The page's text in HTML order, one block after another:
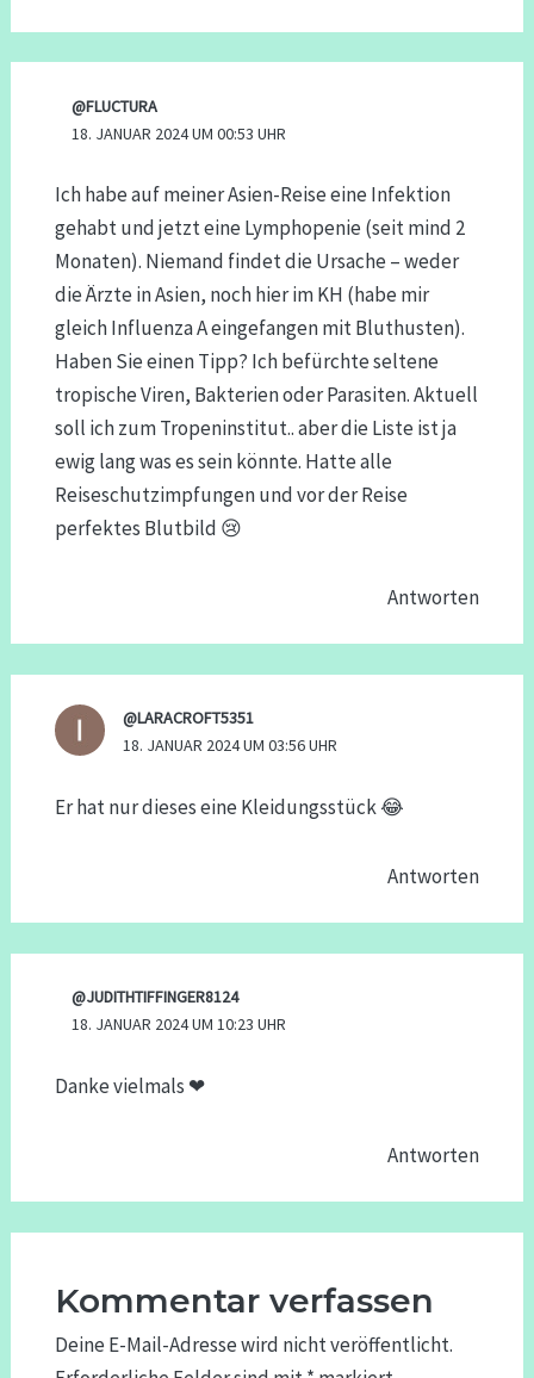
@FLUCTURA
18. JANUAR 2024 UM 00:53 UHR
Ich habe auf meiner Asien-Reise eine Infektion
gehabt und jetzt eine Lymphopenie (seit mind 2
Monaten). Niemand findet die Ursache – weder
die Ärzte in Asien, noch hier im KH (habe mir
gleich Influenza A eingefangen mit Bluthusten).
Haben Sie einen Tipp? Ich befürchte seltene
tropische Viren, Bakterien oder Parasiten. Aktuell
soll ich zum Tropeninstitut.. aber die Liste ist ja
ewig lang was es sein könnte. Hatte alle
Reiseschutzimpfungen und vor der Reise
perfektes Blutbild 😢
Antworten
@LARACROFT5351
18. JANUAR 2024 UM 03:56 UHR
Er hat nur dieses eine Kleidungsstück 😂
Antworten
@JUDITHTIFFINGER8124
18. JANUAR 2024 UM 10:23 UHR
Danke vielmals ❤
Antworten
Kommentar verfassen
Deine E-Mail-Adresse wird nicht veröffentlicht.